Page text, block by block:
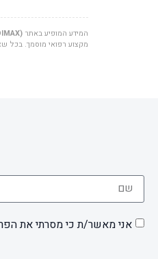
המידע המופיע באתר
מקצוע רפואי מוסמך. בכל
אני מאשר/ת כי מסרתי את